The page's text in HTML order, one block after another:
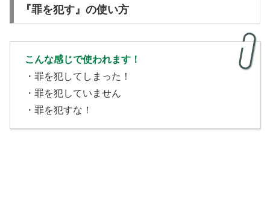
『罪を犯す』の使い方
こんな感じで使われます！
・罪を犯してしまった！
・罪を犯していません
・罪を犯すな！